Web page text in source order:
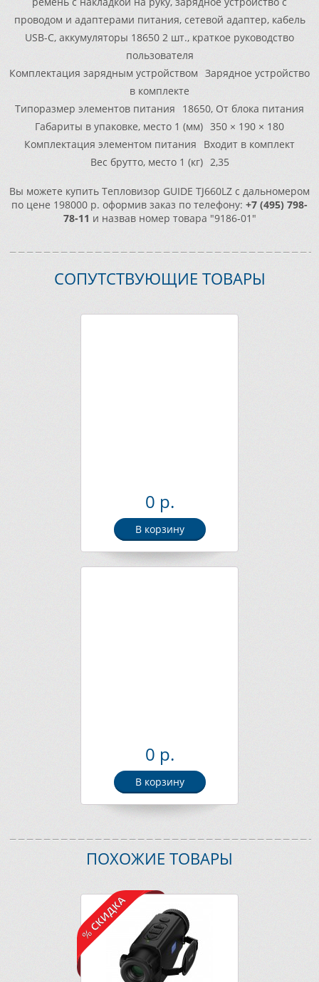
проводом и адаптерами питания, сетевой адаптер, кабель
USB-C, аккумуляторы 18650 2 шт., краткое руководство
пользователя
Комплектация зарядным устройством Зарядное устройство
в комплекте
Типоразмер элементов питания
18650, От блока питания
Габариты в упаковке, место 1 (мм) 350 × 190 × 180
Комплектация элементом питания
Входит в комплект
Вес брутто, место 1 (кг) 2,35
Вы можете купить Тепловизор GUIDE TJ660LZ с дальномером
по цене 198000 р. оформив заказ по телефону: +7 (495) 798-
78-11 и назвав номер товара "9186-01"
СОПУТСТВУЮЩИЕ ТОВАРЫ
0 р.
В корзину
0 р.
В корзину
ПОХОЖИЕ ТОВАРЫ